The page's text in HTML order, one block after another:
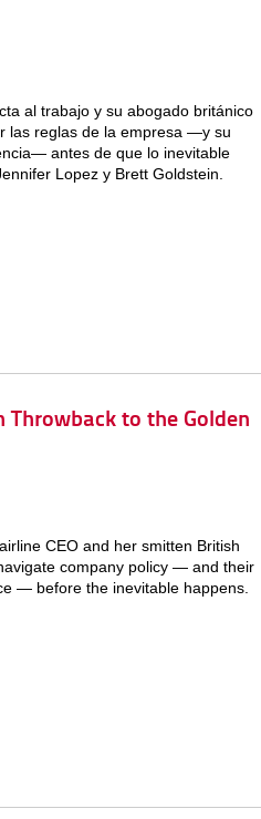
al trabajo y su abogado británico
las reglas de la empresa —y su
antes de que lo inevitable
Lopez y Brett Goldstein.
Throwback to the Golden
CEO and her smitten British
company policy — and their
— before the inevitable happens.